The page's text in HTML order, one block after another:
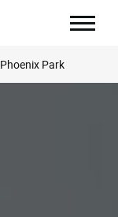
Phoenix Park